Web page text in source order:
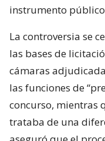
instrumento
La controversia se
las bases de
cámaras
las funciones de
concurso, mientras
trataba de una